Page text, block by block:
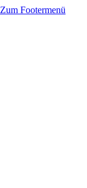
Zum Footermenü